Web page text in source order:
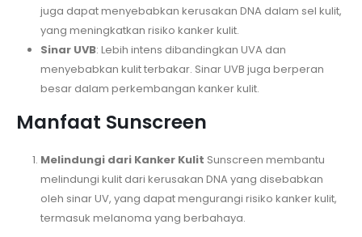
juga dapat menyebabkan kerusakan DNA dalam sel kulit,
yang meningkatkan risiko kanker kulit.
Sinar UVB: Lebih intens dibandingkan UVA dan
menyebabkan kulit terbakar. Sinar UVB juga berperan
besar dalam perkembangan kanker kulit.
Manfaat Sunscreen
Melindungi dari Kanker Kulit Sunscreen membantu
melindungi kulit dari kerusakan DNA yang disebabkan
oleh sinar UV, yang dapat mengurangi risiko kanker kulit,
termasuk melanoma yang berbahaya.